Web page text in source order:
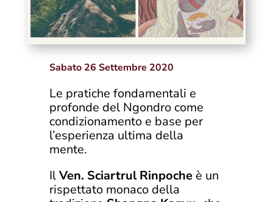
Sabato 26 Settembre 2020
Le pratiche fondamentali e
profonde del Ngondro come
condizionamento e base per
l’esperienza ultima della
mente.
IlVen. Sciartrul Rinpocheè un
rispettato monaco della